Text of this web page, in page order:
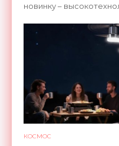
новинку –
КОСМОС